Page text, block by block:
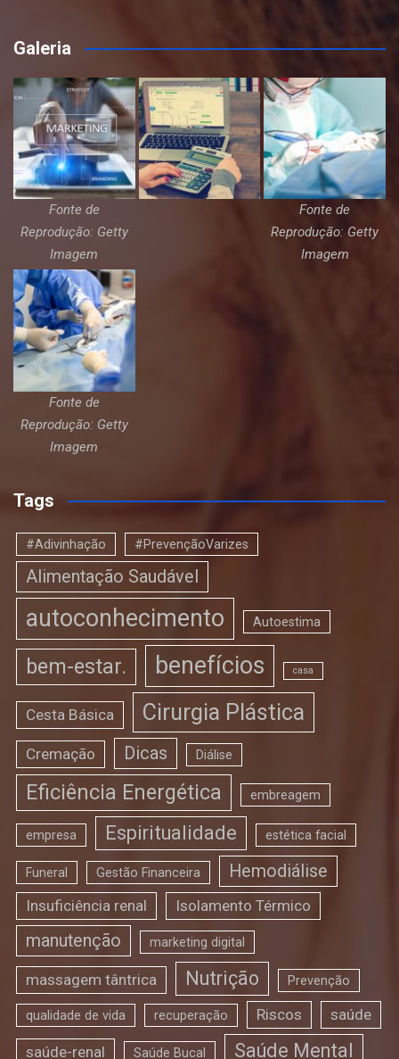
Galeria
Fonte de
Reprodução: Getty
Imagem
Fonte de
Reprodução: Getty
Imagem
Fonte de
Reprodução: Getty
Imagem
Tags
#Adivinhação #PrevençãoVarizes
Alimentação Saudável
autoconhecimento Autoestima
bem-estar. benefícios casa
Cesta Básica Cirurgia Plástica
Cremação Dicas Diálise
Eficiência Energética embreagem
empresa Espiritualidade estética facial
Funeral Gestão Financeira Hemodiálise
Insuficiência renal Isolamento Térmico
manutenção marketing digital
massagem tântrica Nutrição Prevenção
qualidade de vida recuperação Riscos saúde
saúde-renal Saúde Bucal Saúde Mental